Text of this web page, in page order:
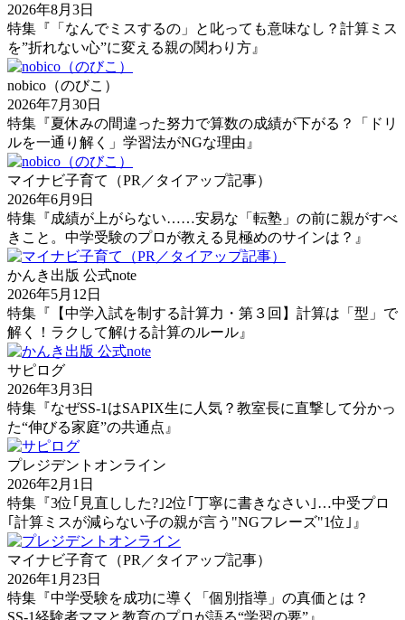
2026年8月3日
特集『「なんでミスするの」と叱っても意味なし？計算ミス
を”折れない心”に変える親の関わり方』
nobico（のびこ）
2026年7月30日
特集『夏休みの間違った努力で算数の成績が下がる？「ドリ
ルを一通り解く」学習法がNGな理由』
マイナビ子育て（PR／タイアップ記事）
2026年6月9日
特集『成績が上がらない……安易な「転塾」の前に親がすべ
きこと。中学受験のプロが教える見極めのサインは？』
かんき出版 公式note
2026年5月12日
特集『【中学入試を制する計算力・第３回】計算は「型」で
解く！ラクして解ける計算のルール』
サピログ
2026年3月3日
特集『なぜSS-1はSAPIX生に人気？教室長に直撃して分かっ
た“伸びる家庭”の共通点』
プレジデントオンライン
2026年2月1日
特集『3位｢見直しした?｣2位｢丁寧に書きなさい｣…中受プロ
｢計算ミスが減らない子の親が言う"NGフレーズ"1位｣』
マイナビ子育て（PR／タイアップ記事）
2026年1月23日
特集『中学受験を成功に導く「個別指導」の真価とは？